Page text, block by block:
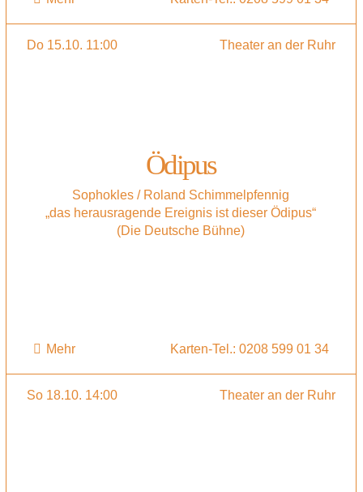
Do 15.10. 11:00 Theater an der Ruhr
Ödipus
Sophokles / Roland Schimmelpfennig
„das herausragende Ereignis ist dieser Ödipus“
(Die Deutsche Bühne)
Mehr Karten-Tel.: 0208 599 01 34
So 18.10. 14:00 Theater an der Ruhr